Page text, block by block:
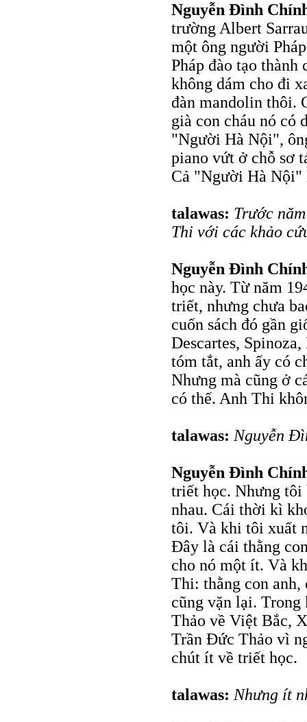
Nguyễn Đình
trường Albert
một ông người
Pháp đào tạo
không dám cho đi
đàn mandolin thôi.
già con cháu nó có
"Người Hà Nội",
piano vứt ở chỗ sơ
Cả "Người Hà
talawas: Trước
Thi với các khảo
Nguyễn Đình
học này. Từ năm
triết, nhưng chưa
cuốn sách đó gần
Descartes,
tóm tắt, anh ấy có
Nhưng mà cũng ở
có thế. Anh Thi
talawas: Nguyễn
Nguyễn Đình
triết học. Nhưng tôi
nhau. Cái thời kì
tôi. Và khi tôi xuất
Đây là cái thằng
cho nó một ít. Và
Thi: thằng con anh,
cũng vặn lại.
Thảo về Việt Bắc,
Trần Đức Thảo vì
chút ít về triết học.
talawas: Nhưng ít